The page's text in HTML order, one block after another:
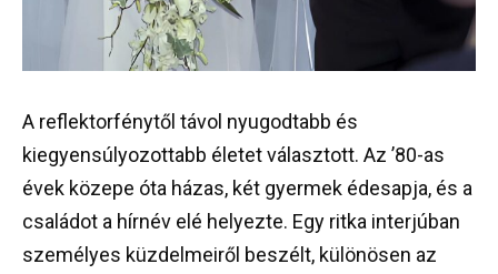
A reflektorfénytől távol nyugodtabb és
kiegyensúlyozottabb életet választott. Az ’80-as
évek közepe óta házas, két gyermek édesapja, és a
családot a hírnév elé helyezte. Egy ritka interjúban
személyes küzdelmeiről beszélt, különösen az